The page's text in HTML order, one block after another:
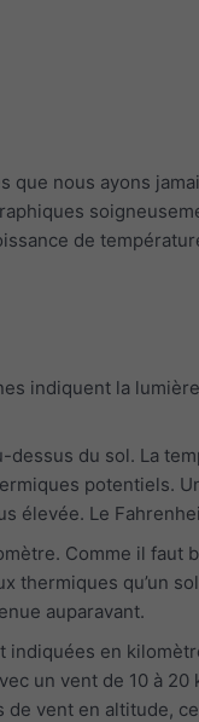
nous ayons
de
indiquent la
du sol. La
potentiels.
élevée. Le
Comme il faut
thermiques qu’un
auparavant.
en
un vent de 10 à
vent en altitude,